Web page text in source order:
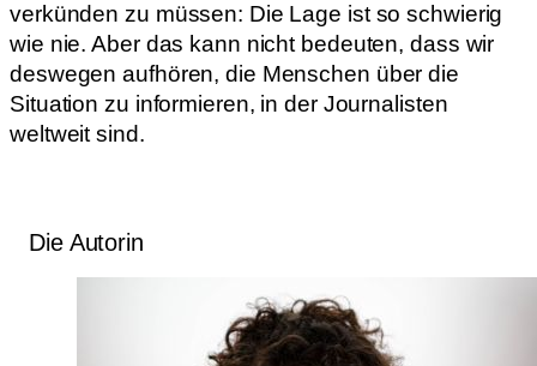
verkünden zu müssen: Die Lage ist so schwierig
wie nie. Aber das kann nicht bedeuten, dass wir
deswegen aufhören, die Menschen über die
Situation zu informieren, in der Journalisten
weltweit sind.
Die Autorin